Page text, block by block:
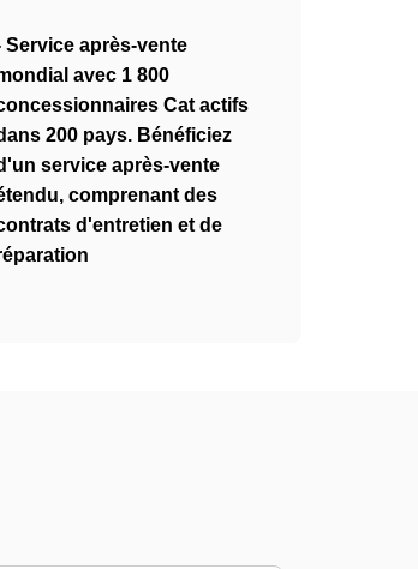
Service après-vente
avec 1 800
Cat actifs
200 pays. Bénéficiez
service après-vente
comprenant des
d'entretien et de